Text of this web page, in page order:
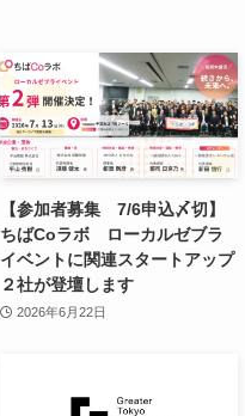
【参加者募集 7/6申込〆切】
ちばCoラボ ローカルゼブラ
イベントに関連スタートアップ
２社が登壇します
2026年6月22日